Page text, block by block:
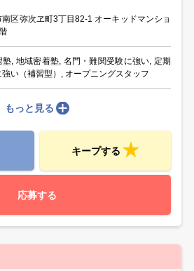
南区弥次ヱ町3丁目82-1 オーキッドマンショ
塾, 地域密着塾, 名門・難関受験に強い, 定期
い（補習型）, オープニングスタッフ
もっと見る
キープする
応募する